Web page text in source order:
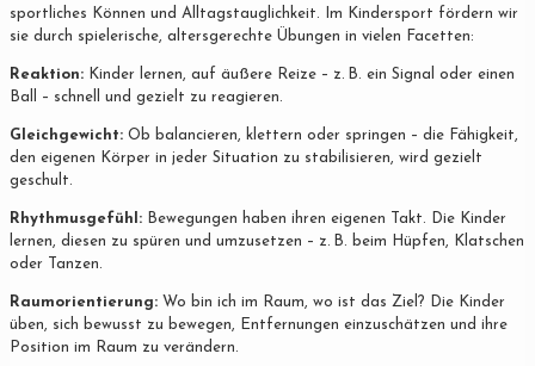
sportliches Können und Alltagstauglichkeit. Im Kindersport fördern wir
sie durch spielerische, altersgerechte Übungen in vielen Facetten:
Reaktion: Kinder lernen, auf äußere Reize – z. B. ein Signal oder einen
Ball – schnell und gezielt zu reagieren.
Gleichgewicht: Ob balancieren, klettern oder springen – die Fähigkeit,
den eigenen Körper in jeder Situation zu stabilisieren, wird gezielt
geschult.
Rhythmusgefühl: Bewegungen haben ihren eigenen Takt. Die Kinder
lernen, diesen zu spüren und umzusetzen – z. B. beim Hüpfen, Klatschen
oder Tanzen.
Raumorientierung: Wo bin ich im Raum, wo ist das Ziel? Die Kinder
üben, sich bewusst zu bewegen, Entfernungen einzuschätzen und ihre
Position im Raum zu verändern.